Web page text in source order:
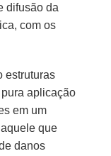
difusão da
com os
estruturas
aplicação
em um
que
danos